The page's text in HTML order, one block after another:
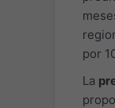
por
La